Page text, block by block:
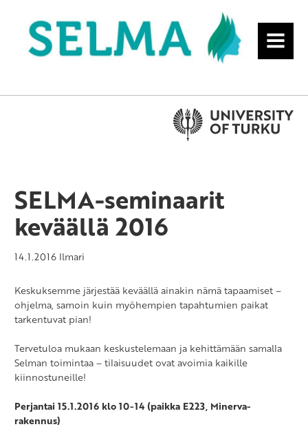
MENU
SELMA-seminaarit
keväällä 2016
14.1.2016 Ilmari
Keskuksemme järjestää keväällä ainakin nämä tapaamiset –
ohjelma, samoin kuin myöhempien tapahtumien paikat
tarkentuvat pian!
Tervetuloa mukaan keskustelemaan ja kehittämään samalla
Selman toimintaa – tilaisuudet ovat avoimia kaikille
kiinnostuneille!
Perjantai 15.1.2016 klo 10-14 (paikka E223, Minerva-
rakennus)